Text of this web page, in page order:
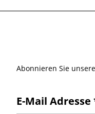
Abonnieren Sie
E-Mail Adresse